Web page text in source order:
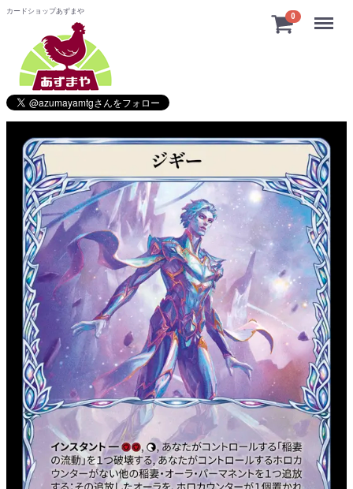
カードショップあずまや
0 Menu